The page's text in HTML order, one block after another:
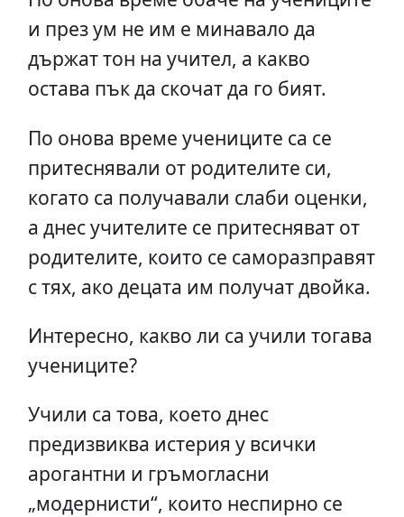
и през ум не им е минавало да
държат тон на учител, а какво
остава пък да скочат да го бият.
По онова време учениците са се
притеснявали от родителите си,
когато са получавали слаби оценки,
а днес учителите се притесняват от
родителите, които се саморазправят
с тях, ако децата им получат двойка.
Интересно, какво ли са учили тогава
учениците?
Учили са това, което днес
предизвиква истерия у всички
арогантни и гръмогласни
„модернисти“, които неспирно се